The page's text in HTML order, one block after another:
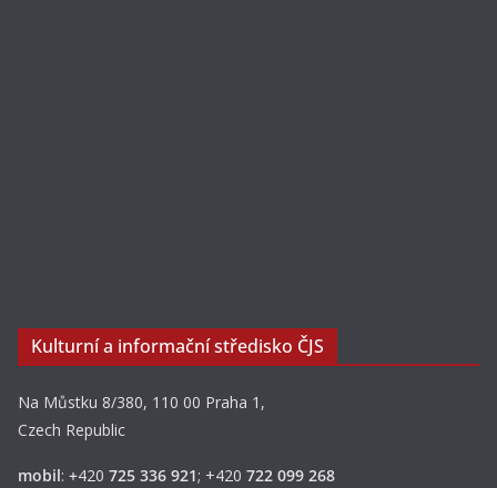
Kulturní a informační středisko ČJS
Na Můstku 8/380, 110 00 Praha 1,
Czech Republic
mobil: +420 725 336 921; +420 722 099 268